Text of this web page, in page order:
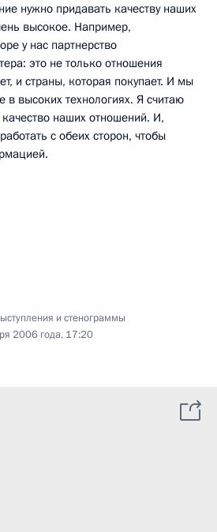
нужно придавать качеству наших
высокое. Например,
у нас партнерство
это не только отношения
и страны, которая покупает. И мы
в высоких технологиях. Я считаю
наших отношений. И,
с обеих сторон, чтобы
и стенограммы
2006 года, 17:20